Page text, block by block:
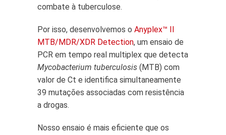
combate à tuberculose.
Por isso, desenvolvemos o Anyplex™ II
MTB/MDR/XDR Detection, um ensaio de
PCR em tempo real multiplex que detecta
Mycobacterium tuberculosis (MTB) com
valor de Ct e identifica simultaneamente
39 mutações associadas com resistência
a drogas.
Nosso ensaio é mais eficiente que os